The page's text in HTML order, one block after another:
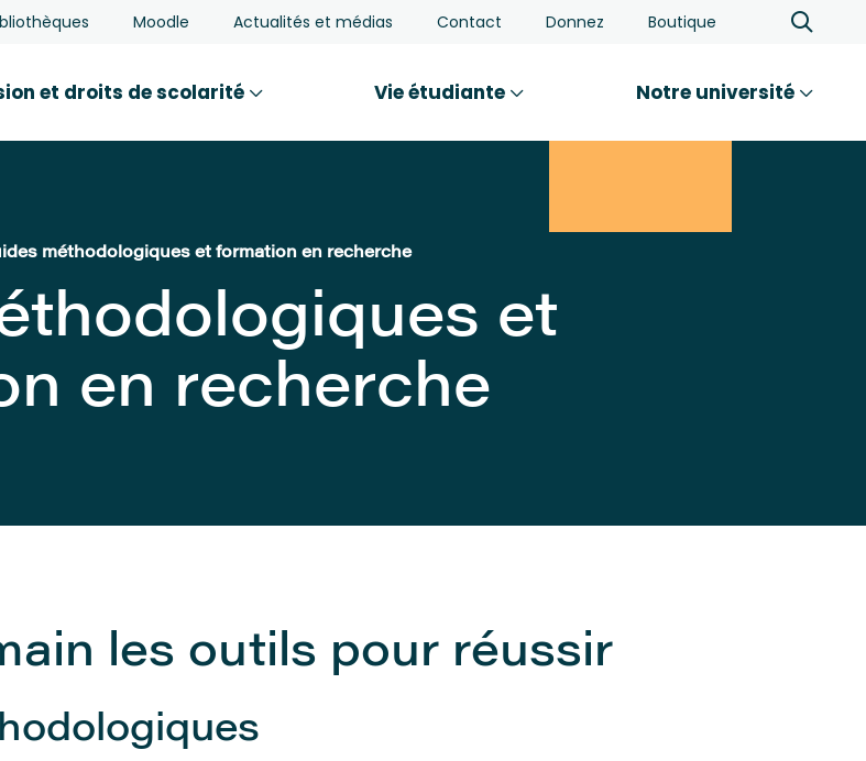
Moodle Actualités et médias Contact Donnez Boutique
et droits de scolarité Vie étudiante Notre université
et
en recherche
méthodologiques et formation en recherche
les outils pour réussir